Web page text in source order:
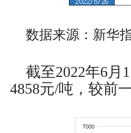
数据来源：新华
截至2022年6月 1
4858元/吨，较前